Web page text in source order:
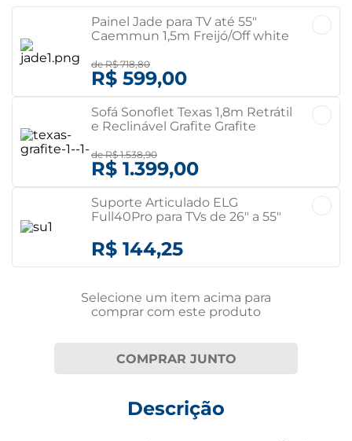
Painel Jade para TV até 55"
Caemmun 1,5m Freijó/Off white
deR$ 718,80
R$ 599,00
Sofá Sonoflet Texas 1,8m Retrátil
e Reclinável Grafite Grafite
deR$ 1.538,90
R$ 1.399,00
Suporte Articulado ELG
Full40Pro para TVs de 26" a 55"
R$ 144,25
Selecione um item acima para
comprar com este produto
COMPRAR JUNTO
Descrição